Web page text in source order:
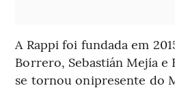
A Rappi foi fundada em
Borrero, Sebastián Mejía e
se tornou onipresente do